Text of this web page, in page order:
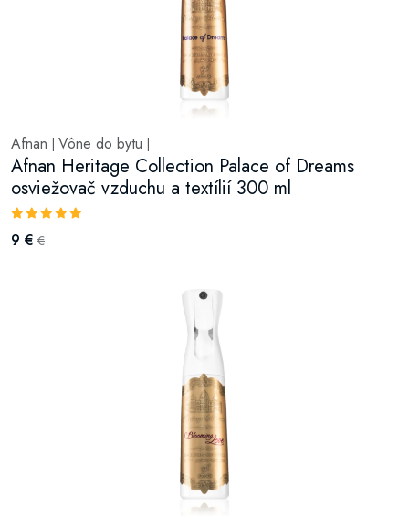
Afnan Vône do bytu
Afnan Heritage Collection Palace of Dreams
osviežovač vzduchu a textílií 300 ml
9 € €